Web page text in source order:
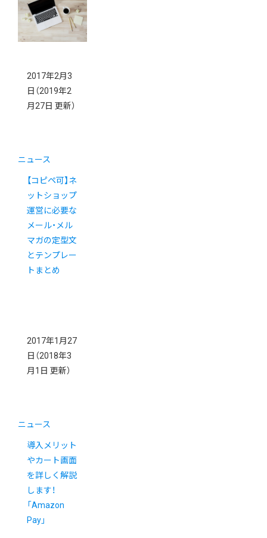
2017年2月3
日 （2019年2
月27日 更新）
ニュース
【コピペ可】ネ
ットショップ
運営に必要な
メール・メル
マガの定型文
とテンプレー
トまとめ
2017年1月27
日 （2018年3
月1日 更新）
ニュース
導入メリット
やカート画面
を詳しく解説
します！
「Amazon
Pay」